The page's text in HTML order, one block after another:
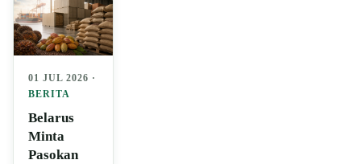
01 JUL 2026 ·
BERITA
Belarus
Minta
Pasokan